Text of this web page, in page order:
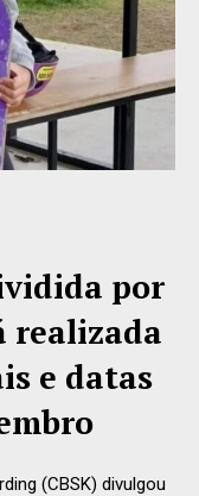
por
realizada
e datas
(CBSK) divulgou